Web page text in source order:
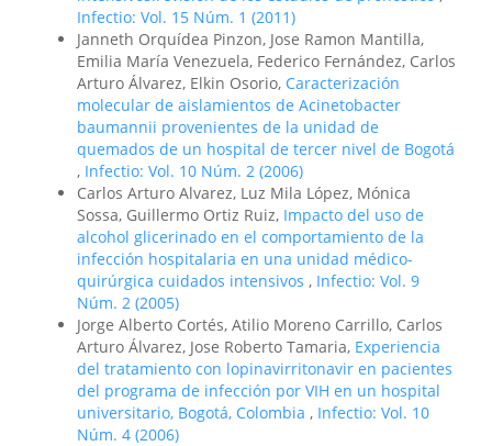
Infectio: Vol. 15 Núm. 1 (2011)
Janneth Orquídea Pinzon, Jose Ramon Mantilla,
Emilia María Venezuela, Federico Fernández, Carlos
Arturo Álvarez, Elkin Osorio, Caracterización
molecular de aislamientos de Acinetobacter
baumannii provenientes de la unidad de
quemados de un hospital de tercer nivel de Bogotá
, Infectio: Vol. 10 Núm. 2 (2006)
Carlos Arturo Alvarez, Luz Mila López, Mónica
Sossa, Guillermo Ortiz Ruiz, Impacto del uso de
alcohol glicerinado en el comportamiento de la
infección hospitalaria en una unidad médico-
quirúrgica cuidados intensivos , Infectio: Vol. 9
Núm. 2 (2005)
Jorge Alberto Cortés, Atilio Moreno Carrillo, Carlos
Arturo Álvarez, Jose Roberto Tamaria, Experiencia
del tratamiento con lopinavirritonavir en pacientes
del programa de infección por VIH en un hospital
universitario, Bogotá, Colombia , Infectio: Vol. 10
Núm. 4 (2006)